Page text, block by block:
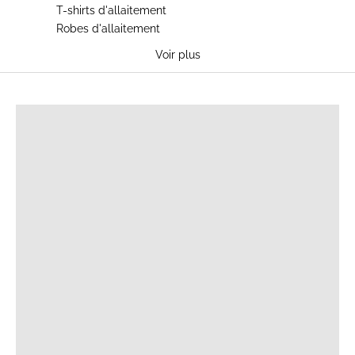
T-shirts d'allaitement
Robes d'allaitement
Voir plus